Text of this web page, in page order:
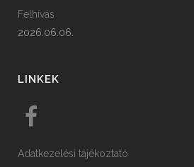
Felhívás
2026.06.06.
LINKEK
Adatkezelési tájékoztató